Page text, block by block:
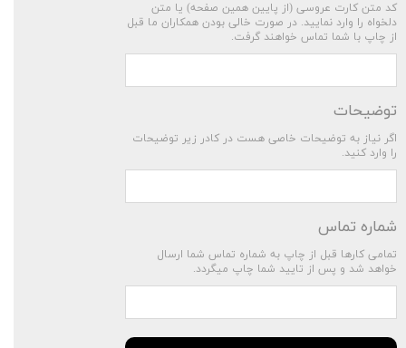
کد متن کارت عروسی (از پایین همین صفحه) یا متن
دلخواه را وارد نمایید. در صورت خالی بودن همکاران ما قبل
از چاپ با شما تماس خواهند گرفت.
توضیحات
اگر نیاز به توضیحات خاصی هست در کادر زیر توضیحات
را وارد کنید.
شماره تماس
تمامی کارها قبل از چاپ به شماره تماس شما ارسال
خواهد شد و پس از تایید شما چاپ میگردد.